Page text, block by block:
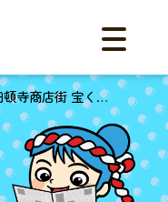
メニュー
ご利用の流
機能
事例紹介
料金
体験デモ
FAQ
お知らせ
寺商店街 宝く…